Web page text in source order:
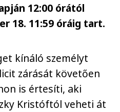
12:00 órától
18. 11:59 óráig tart.
kínáló személyt
zárását követően
is értesíti, aki
Kristóftól veheti át